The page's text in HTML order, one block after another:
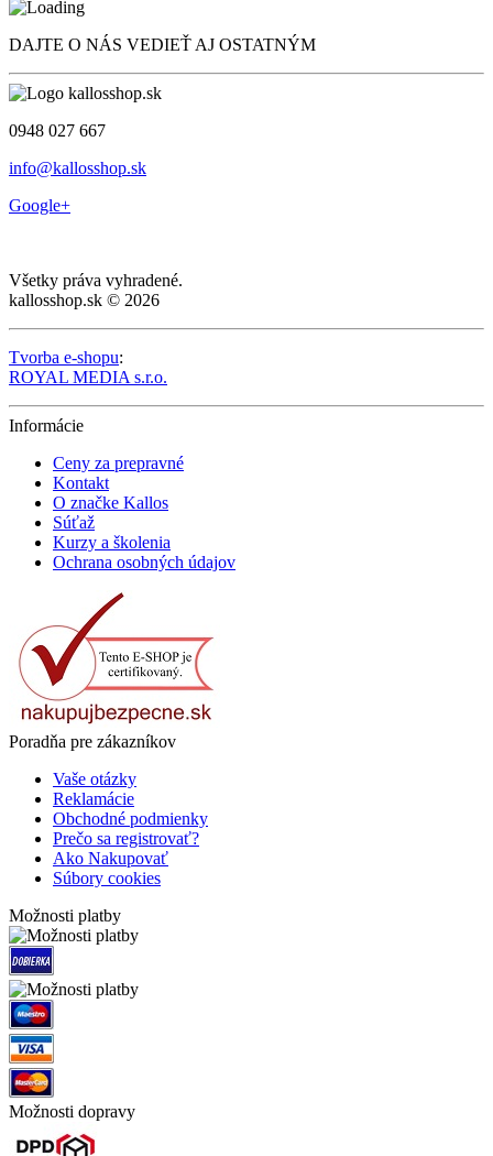
DAJTE O NÁS VEDIEŤ AJ OSTATNÝM
0948 027 667
info@kallosshop.sk
Google+
Všetky práva vyhradené.
kallosshop.sk © 2026
Tvorba e-shopu:
ROYAL MEDIA s.r.o.
Informácie
Ceny za prepravné
Kontakt
O značke Kallos
Súťaž
Kurzy a školenia
Ochrana osobných údajov
Poradňa pre zákazníkov
Vaše otázky
Reklamácie
Obchodné podmienky
Prečo sa registrovať?
Ako Nakupovať
Súbory cookies
Možnosti platby
Možnosti dopravy